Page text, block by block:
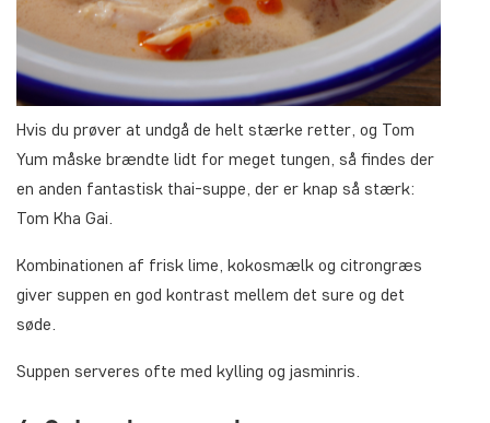
Hvis du prøver at undgå de helt stærke retter, og Tom
Yum måske brændte lidt for meget tungen, så findes der
en anden fantastisk thai-suppe, der er knap så stærk:
Tom Kha Gai.
Kombinationen af frisk lime, kokosmælk og citrongræs
giver suppen en god kontrast mellem det sure og det
søde.
Suppen serveres ofte med kylling og jasminris.